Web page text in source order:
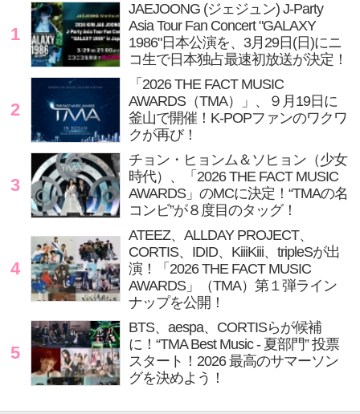
1
JAEJOONG (ジェジュン) J-Party
Asia Tour Fan Concert "GALAXY
1986"日本公演を、3月29日(日)にニ
コ生で日本独占最速初放送が決定！
2
「2026 THE FACT MUSIC
AWARDS（TMA）」、９月19日に
釜山で開催！K-POPファンのワクワ
クが再び！
3
チョン・ヒョンム＆ソヒョン（少女
時代）、「2026 THE FACT MUSIC
AWARDS」のMCに決定！“TMAの名
コンビ”が８度目のタッグ！
4
ATEEZ、ALLDAY PROJECT、
CORTIS、IDID、KiiiKiii、tripleSが出
演！「2026 THE FACT MUSIC
AWARDS」（TMA）第１弾ライン
ナップを公開！
5
BTS、aespa、CORTISらが候補
に！“TMA Best Music - 夏部門” 投票
スタート！2026 最高のサマーソン
グを決めよう！